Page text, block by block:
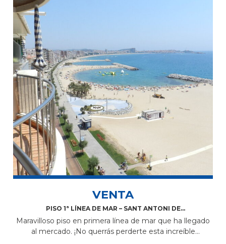
VENTA
PISO 1ª LÍNEA DE MAR – SANT ANTONI DE
Maravilloso piso en primera línea de mar que ha llegado
al mercado. ¡No querrás perderte esta increíble